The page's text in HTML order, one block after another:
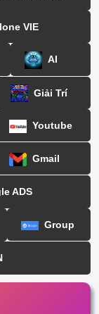
VIE
AI
Giải Trí
Youtube
Gmail
ADS
Group